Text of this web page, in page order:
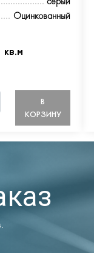
Оцинкованный
В
КОРЗИНУ